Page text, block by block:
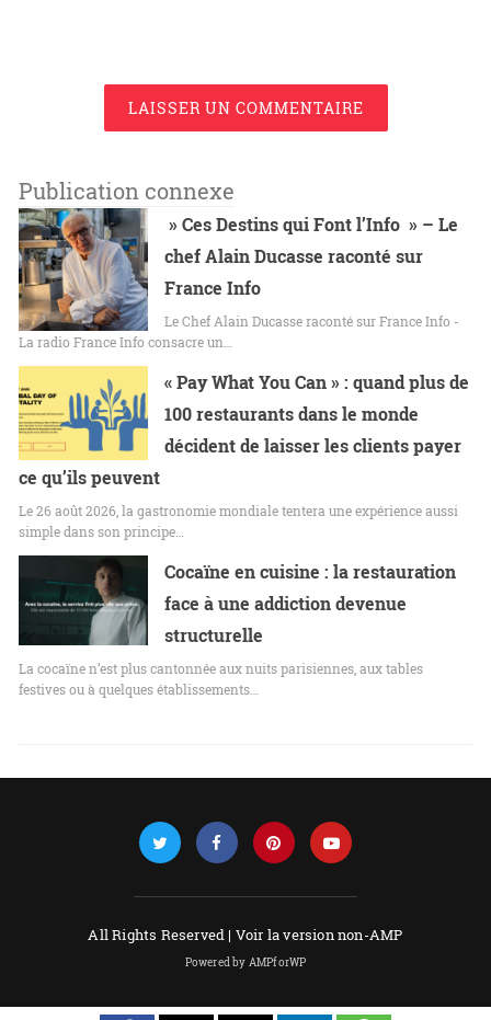
LAISSER UN COMMENTAIRE
Publication connexe
» Ces Destins qui Font l’Info » – Le
chef Alain Ducasse raconté sur
France Info
Le Chef Alain Ducasse raconté sur France Info -
La radio France Info consacre un…
« Pay What You Can » : quand plus de
100 restaurants dans le monde
décident de laisser les clients payer
ce qu’ils peuvent
Le 26 août 2026, la gastronomie mondiale tentera une expérience aussi
simple dans son principe…
Cocaïne en cuisine : la restauration
face à une addiction devenue
structurelle
La cocaïne n’est plus cantonnée aux nuits parisiennes, aux tables
festives ou à quelques établissements…
All Rights Reserved | Voir la version non-AMP
Powered by AMPforWP